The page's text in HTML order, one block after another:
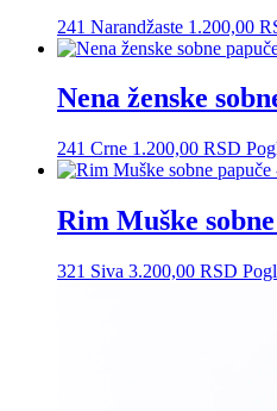
241 Narandžaste 1.200,00
Nena ženske
241 Crne 1.200,00 RSD
Rim Muške
321 Siva 3.200,00 RSD